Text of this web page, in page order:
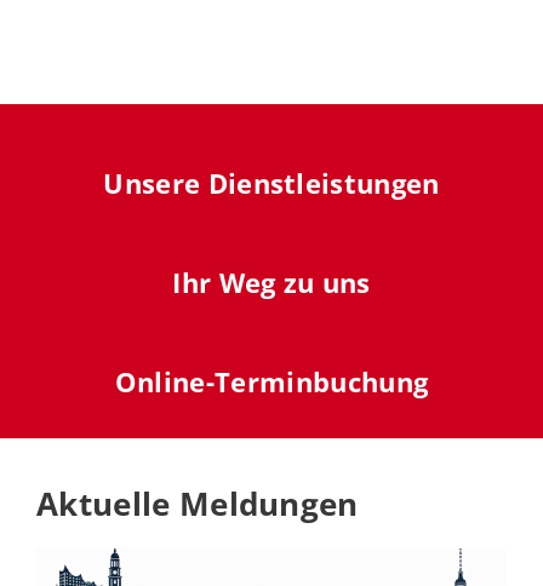
Unsere Dienstleistungen
Ihr Weg zu uns
Online-Terminbuchung
Aktuelle Meldungen